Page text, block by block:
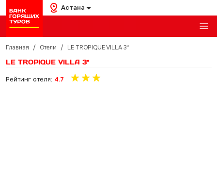
Астана
Главная / Отели / LE TROPIQUE VILLA 3*
LE TROPIQUE VILLA 3*
Рейтинг отеля: 4.7